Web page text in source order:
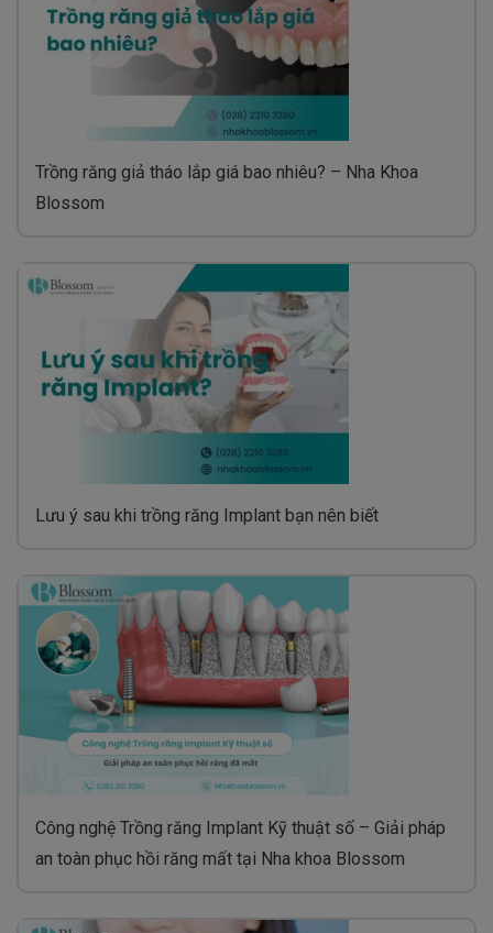
Trồng răng giả tháo lắp giá bao nhiêu? – Nha Khoa
Blossom
Lưu ý sau khi trồng răng Implant bạn nên biết
Công nghệ Trồng răng Implant Kỹ thuật số – Giải pháp
an toàn phục hồi răng mất tại Nha khoa Blossom